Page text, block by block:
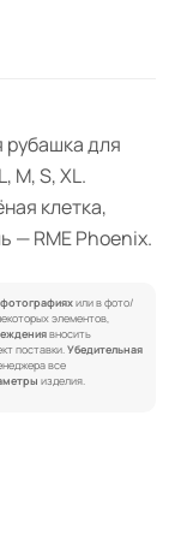
рубашка для
M, S, XL.
клетка,
— RME Phoenix.
или в фото/
элементов,
вносить
поставки.Убедительная
все
изделия.